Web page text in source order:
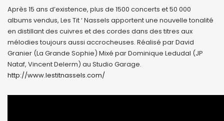
Après 15 ans d’existence, plus de 1500 concerts et 50 000
albums vendus, Les Tit ‘ Nassels apportent une nouvelle tonalité
en distillant des cuivres et des cordes dans des titres aux
mélodies toujours aussi accrocheuses. Réalisé par David
Granier (La Grande Sophie) Mixé par Dominique Ledudal (JP
Nataf, Vincent Delerm) au Studio Garage.
http://www.lestitnassels.com/